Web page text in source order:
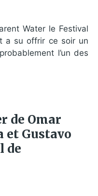
Water le Festival
a su offrir ce soir un
l’un des
de Omar
et Gustavo
de